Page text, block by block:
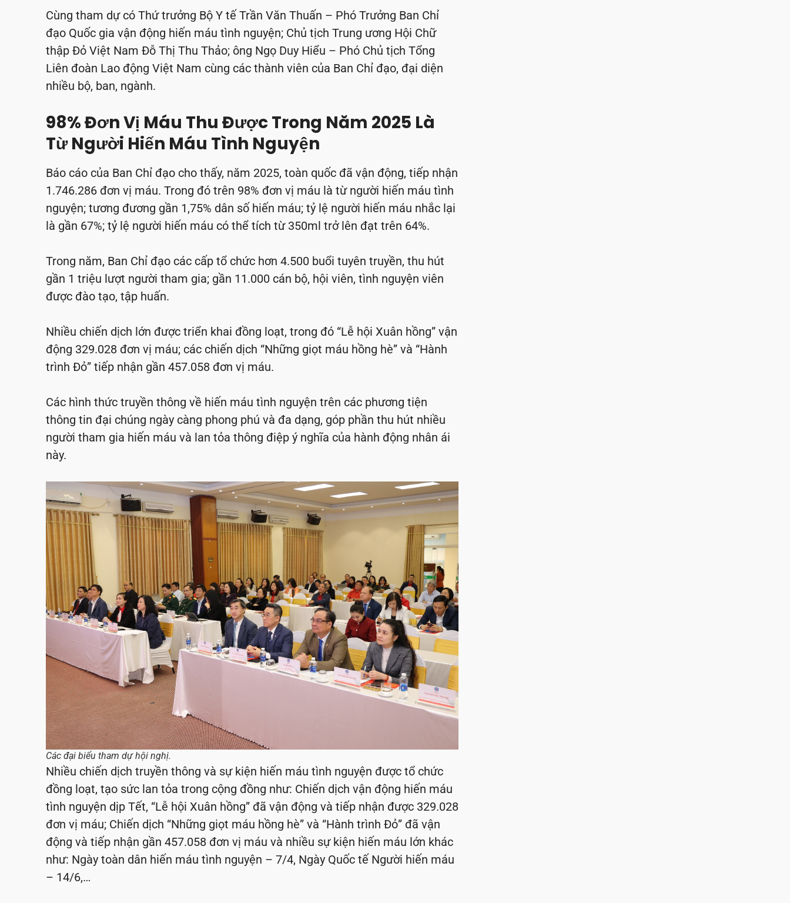
Cùng tham dự có Thứ trưởng Bộ Y tế Trần Văn Thuấn – Phó Trưởng Ban Chỉ
đạo Quốc gia vận động hiến máu tình nguyện; Chủ tịch Trung ương Hội Chữ
thập Đỏ Việt Nam Đỗ Thị Thu Thảo; ông Ngọ Duy Hiểu – Phó Chủ tịch Tổng
Liên đoàn Lao động Việt Nam cùng các thành viên của Ban Chỉ đạo, đại diện
nhiều bộ, ban, ngành.
98% Đơn Vị Máu Thu Được Trong Năm 2025 Là
Từ Người Hiến Máu Tình Nguyện
Báo cáo của Ban Chỉ đạo cho thấy, năm 2025, toàn quốc đã vận động, tiếp nhận
1.746.286 đơn vị máu. Trong đó trên 98% đơn vị máu là từ người hiến máu tình
nguyện; tương đương gần 1,75% dân số hiến máu; tỷ lệ người hiến máu nhắc lại
là gần 67%; tỷ lệ người hiến máu có thể tích từ 350ml trở lên đạt trên 64%.
Trong năm, Ban Chỉ đạo các cấp tổ chức hơn 4.500 buổi tuyên truyền, thu hút
gần 1 triệu lượt người tham gia; gần 11.000 cán bộ, hội viên, tình nguyện viên
được đào tạo, tập huấn.
Nhiều chiến dịch lớn được triển khai đồng loạt, trong đó “Lễ hội Xuân hồng” vận
động 329.028 đơn vị máu; các chiến dịch “Những giọt máu hồng hè” và “Hành
trình Đỏ” tiếp nhận gần 457.058 đơn vị máu.
Các hình thức truyền thông về hiến máu tình nguyện trên các phương tiện
thông tin đại chúng ngày càng phong phú và đa dạng, góp phần thu hút nhiều
người tham gia hiến máu và lan tỏa thông điệp ý nghĩa của hành động nhân ái
này.
Các đại biểu tham dự hội nghị.
Nhiều chiến dịch truyền thông và sự kiện hiến máu tình nguyện được tổ chức
đồng loạt, tạo sức lan tỏa trong cộng đồng như: Chiến dịch vận động hiến máu
tình nguyện dịp Tết, “Lễ hội Xuân hồng” đã vận động và tiếp nhận được 329.028
đơn vị máu; Chiến dịch “Những giọt máu hồng hè” và “Hành trình Đỏ” đã vận
động và tiếp nhận gần 457.058 đơn vị máu và nhiều sự kiện hiến máu lớn khác
như: Ngày toàn dân hiến máu tình nguyện – 7/4, Ngày Quốc tế Người hiến máu
– 14/6,…